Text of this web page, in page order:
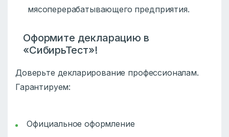
мясоперерабатывающего предприятия.
Оформите декларацию в
«СибирьТест»!
Доверьте декларирование профессионалам.
Гарантируем:
Официальное оформление